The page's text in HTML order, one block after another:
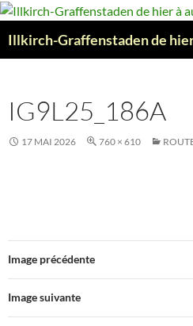
Aller
contenu
Illkirch-Graffenstaden de
IG9L25_186A
17 MAI 2026 760 × 610
Image précédente
Image suivante